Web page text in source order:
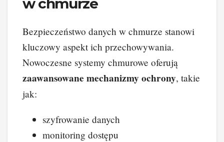
w chmurze
Bezpieczeństwo danych w chmurze stanowi
kluczowy aspekt ich przechowywania.
Nowoczesne systemy chmurowe oferują
zaawansowane mechanizmy ochrony, takie
jak:
szyfrowanie danych
monitoring dostępu